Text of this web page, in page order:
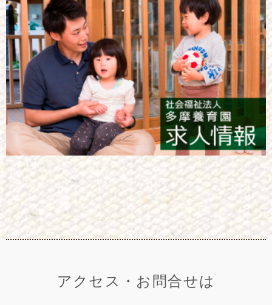
アクセス・お問合せは